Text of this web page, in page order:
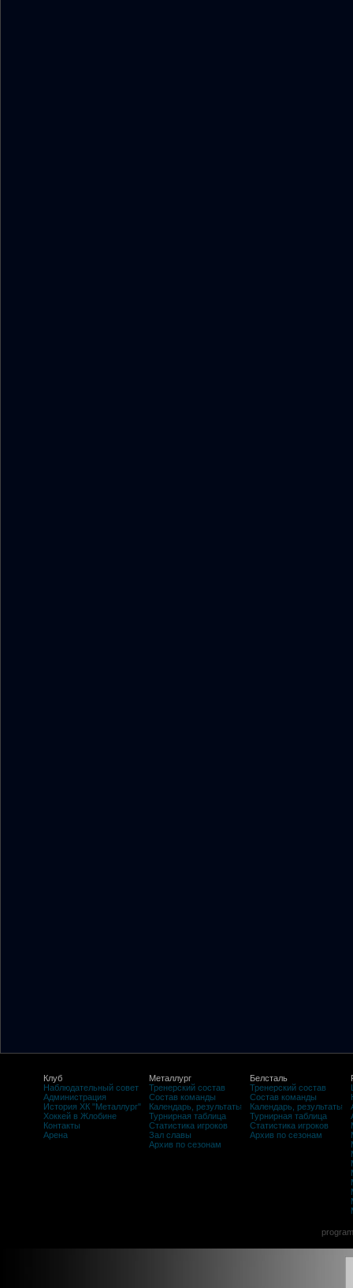
Клуб
Наблюдательный совет
Администрация
История ХК "Металлург"
Хоккей в Жлобине
Контакты
Арена
Металлург
Тренерский состав
Состав команды
Календарь, результаты
Турнирная таблица
Статистика игроков
Зал славы
Архив по сезонам
Белсталь
Тренерский состав
Состав команды
Календарь, результаты
Турнирная таблица
Статистика игроков
Архив по сезонам